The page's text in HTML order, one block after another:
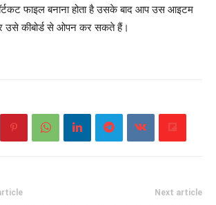
फाइल बनाना होता है उसके बाद आप उस आइटम
उसे कीबोर्ड से ओपन कर सकते हैं।
Next article